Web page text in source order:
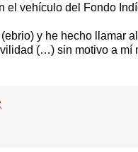
el vehículo del Fondo
(ebrio) y he hecho llamar
(…) sin motivo a mí